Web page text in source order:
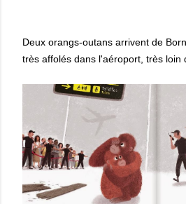
Deux orangs-outans arrivent de
très affolés dans l'aéroport, très loin